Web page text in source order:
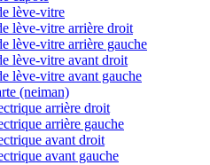
lève-vitre
lève-vitre arrière droit
lève-vitre arrière gauche
lève-vitre avant droit
lève-vitre avant gauche
(neiman)
arrière droit
arrière gauche
avant droit
avant gauche